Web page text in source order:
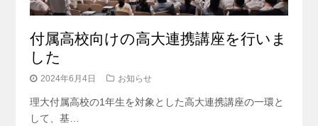
付属高校向けの高大連携講座を行いま
した
2024年6月4日 お知らせ
理大付属高校の1年生を対象とした高大連携講座の一環と
して、基…